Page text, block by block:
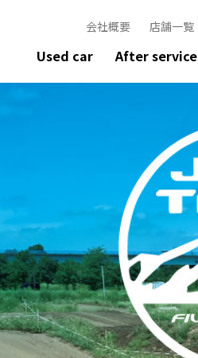
Used car After service
会社概要 店舗一覧